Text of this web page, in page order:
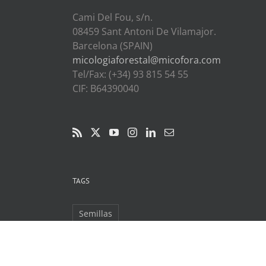
Cami Del Fou, s/n.
08459 Sant Antoni De Vilamajor.
Barcelona (SPAIN)
micologiaforestal@micofora.com
Tel/Fax: (+34) 93 815 54 55
CIF: B64390040
TAGS
Semillas